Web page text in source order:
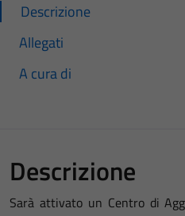
Descrizione
Allegati
A cura di
Descrizione
Sarà attivato un Centro di